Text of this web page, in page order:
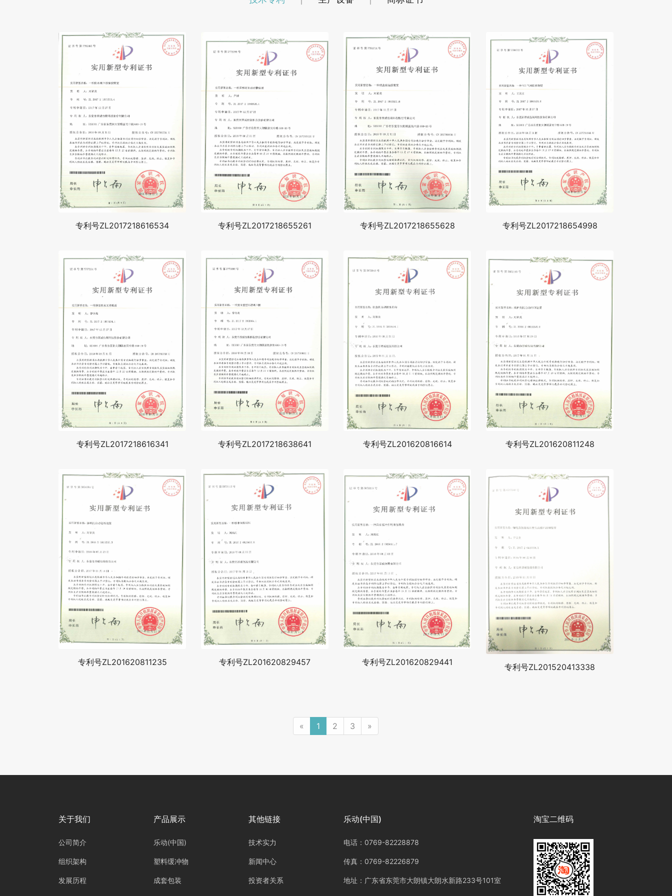
专利号ZL2017218616534 专利号ZL2017218655261 专利号ZL2017218655628 专利号ZL2017218654998
专利号ZL2017218616341 专利号ZL2017218638641 专利号ZL201620816614 专利号ZL201620811248
专利号ZL201620811235 专利号ZL201620829457 专利号ZL201620829441 专利号ZL201520413338
« 1 2 3 »
关于我们
公司简介
组织架构
发展历程
产品展示
乐动(中国)
塑料缓冲物
成套包装
其他链接
技术实力
新闻中心
投资者关系
乐动(中国)
电话：0769-82228878
传真：0769-82226879
地址：广东省东莞市大朗镇大朗水新路233号101室
淘宝二维码